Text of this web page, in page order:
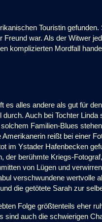
Touristin
war. Als der Witwer
komplizierten Mordfall
es alles andere als gut für
durch. Auch bei Tochter
Familien-Blues
reißt bei einer
im Ystader Hafenbecken
der berühmte Kriegs-
von Lügen und
verschwundene wertvolle
die getötete Sarah zur
Folge größtenteils eher
sind auch die schwierigen